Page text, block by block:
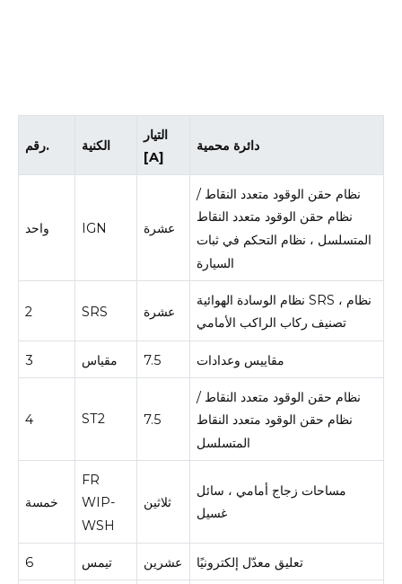
رقم. الكنية
التيار
[A]
دائرة محمية
واحد IGN عشرة
نظام حقن الوقود متعدد النقاط /
نظام حقن الوقود متعدد النقاط
المتسلسل ، نظام التحكم في ثبات
السيارة
2 SRS عشرة
نظام الوسادة الهوائية SRS ، نظام
تصنيف ركاب الراكب الأمامي
3 مقياس 7.5 مقاييس وعدادات
4 ST2 7.5
نظام حقن الوقود متعدد النقاط /
نظام حقن الوقود متعدد النقاط
المتسلسل
خمسة
FR
WIP-
WSH
ثلاثين
مساحات زجاج أمامي ، سائل
غسيل
6 تيمس عشرين تعليق معدّل إلكترونيًا